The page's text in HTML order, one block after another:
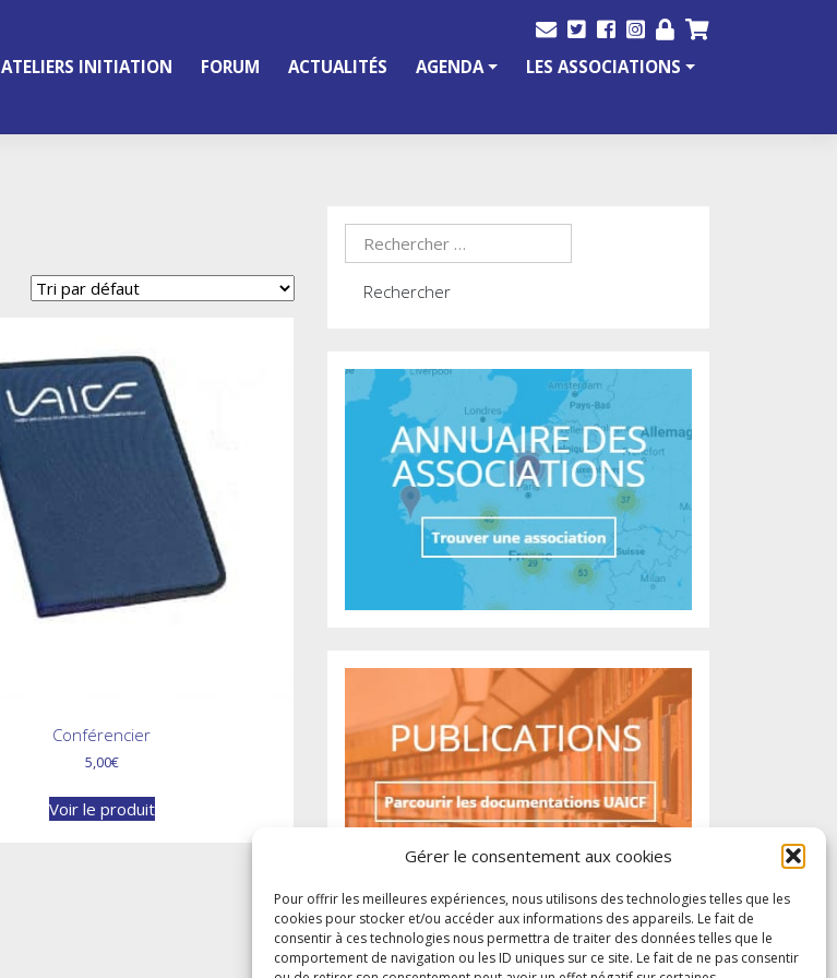
Gérer le consentement aux cookies
Pour offrir les meilleures expériences, nous utilisons des technologies telles que les
cookies pour stocker et/ou accéder aux informations des appareils. Le fait de
consentir à ces technologies nous permettra de traiter des données telles que le
comportement de navigation ou les ID uniques sur ce site. Le fait de ne pas consentir
ATELIERS INITIATION FORUM ACTUALITÉS AGENDA LES ASSOCIATIONS
Conférencier
5,00€
Voir le produit